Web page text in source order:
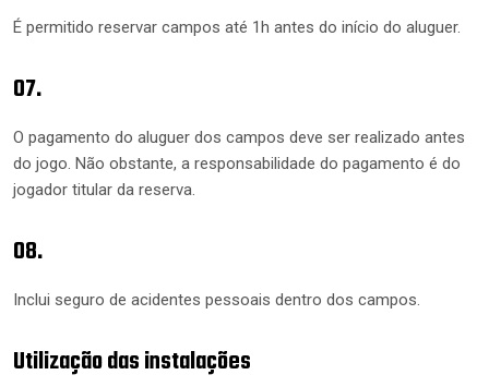
É permitido reservar campos até 1h antes do início do aluguer.
07.
O pagamento do aluguer dos campos deve ser realizado antes
do jogo. Não obstante, a responsabilidade do pagamento é do
jogador titular da reserva.
08.
Inclui seguro de acidentes pessoais dentro dos campos.
Utilização das instalações